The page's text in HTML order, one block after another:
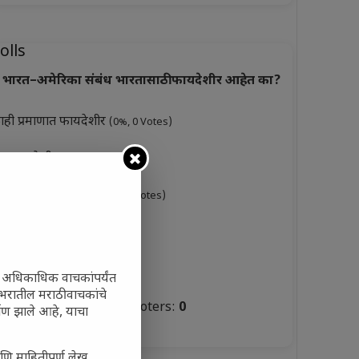
भारत–अमेरिका संबंध भारतासाठी फायदेशीर आहेत का?
प्रमाणात फायदेशीर (0%, 0 Votes)
(0%, 3 Votes)
(0%, 0 Votes)
(0%, 3 Votes)
Total Voters: 0
वाचकांपर्यंत
मराठी वाचकांचे
झाले आहे, याचा